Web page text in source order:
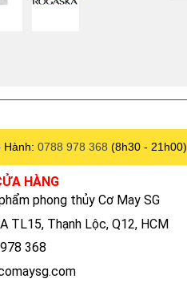
Hành:0788 978 368 (8h30 - 21h00)
HÀNG
phong thủy Cơ May SG
TL15, Thạnh Lộc, Q12, HCM
368